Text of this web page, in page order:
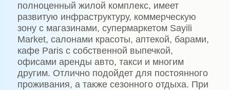
полноценный жилой комплекс, имеет
развитую инфраструктуру, коммерческую
зону с магазинами, супермаркетом Sayili
Market, салонами красоты, аптекой, барами,
кафе Paris с собственной выпечкой,
офисами аренды авто, такси и многим
другим. Отлично подойдет для постоянного
проживания, а также сезонного отдыха. При